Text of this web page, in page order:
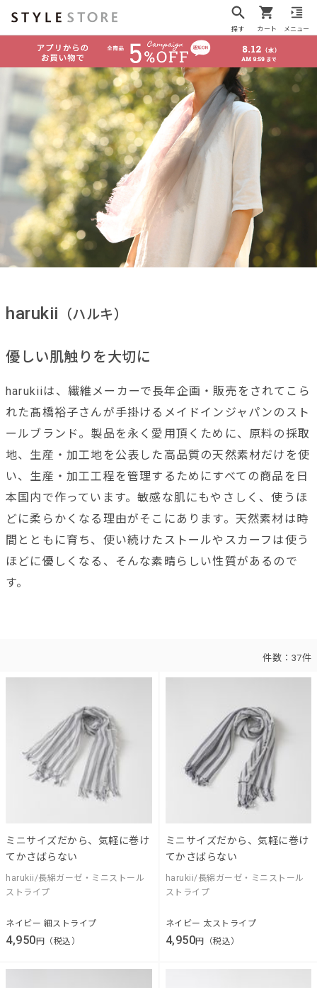
探す カート メニュー
harukii （ハルキ）
優しい肌触りを大切に
harukiiは、繊維メーカーで長年企画・販売をされてこら
れた髙橋裕子さんが手掛けるメイドインジャパンのスト
ールブランド。製品を永く愛用頂くために、原料の採取
地、生産・加工地を公表した高品質の天然素材だけを使
い、生産・加工工程を管理するためにすべての商品を日
本国内で作っています。敏感な肌にもやさしく、使うほ
どに柔らかくなる理由がそこにあります。天然素材は時
間とともに育ち、使い続けたストールやスカーフは使う
ほどに優しくなる、そんな素晴らしい性質があるので
す。
件数： 37件
ミニサイズだから、気軽に巻け
てかさばらない
harukii/長綿ガーゼ・ミニストール
ストライプ
ネイビー 細ストライプ
4,950 円（税込）
ミニサイズだから、気軽に巻け
てかさばらない
harukii/長綿ガーゼ・ミニストール
ストライプ
ネイビー 太ストライプ
4,950円（税込）